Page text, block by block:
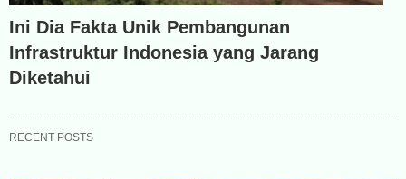
Ini Dia Fakta Unik Pembangunan
Infrastruktur Indonesia yang Jarang
Diketahui
RECENT POSTS